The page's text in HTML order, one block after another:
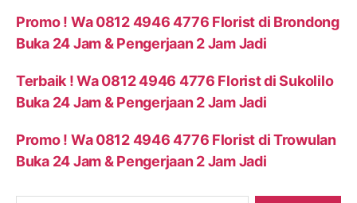
Promo ! Wa 0812 4946 4776 Florist di Brondong
Buka 24 Jam & Pengerjaan 2 Jam Jadi
Terbaik ! Wa 0812 4946 4776 Florist di Sukolilo
Buka 24 Jam & Pengerjaan 2 Jam Jadi
Promo ! Wa 0812 4946 4776 Florist di Trowulan
Buka 24 Jam & Pengerjaan 2 Jam Jadi